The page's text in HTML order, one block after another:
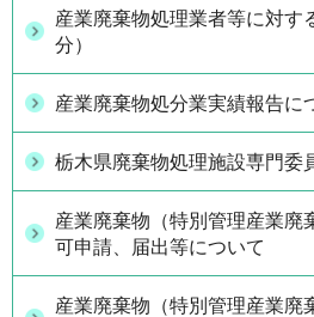
産業廃棄物処理業者等に対す
分）
産業廃棄物処分業実績報告に
栃木県廃棄物処理施設専門委
産業廃棄物（特別管理産業廃
可申請、届出等について
産業廃棄物（特別管理産業廃